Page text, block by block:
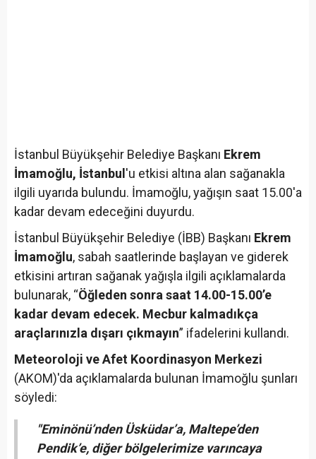
İstanbul Büyükşehir Belediye Başkanı Ekrem
İmamoğlu, İstanbul 'u etkisi altına alan sağanakla
ilgili uyarıda bulundu. İmamoğlu, yağışın saat 15.00'a
kadar devam edeceğini duyurdu.
İstanbul Büyükşehir Belediye (İBB) Başkanı Ekrem
İmamoğlu, sabah saatlerinde başlayan ve giderek
etkisini artıran sağanak yağışla ilgili açıklamalarda
bulunarak, “Öğleden sonra saat 14.00-15.00’e
kadar devam edecek. Mecbur kalmadıkça
araçlarınızla dışarı çıkmayın” ifadelerini kullandı.
Meteoroloji ve Afet Koordinasyon Merkezi
(AKOM)'da açıklamalarda bulunan İmamoğlu şunları
söyledi:
"Eminönü’nden Üsküdar’a, Maltepe’den
Pendik’e, diğer bölgelerimize varıncaya